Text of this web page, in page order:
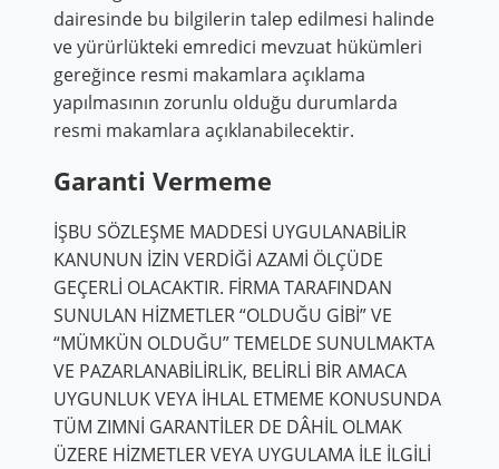
dairesinde bu bilgilerin talep edilmesi halinde
ve yürürlükteki emredici mevzuat hükümleri
gereğince resmi makamlara açıklama
yapılmasının zorunlu olduğu durumlarda
resmi makamlara açıklanabilecektir.
Garanti Vermeme
İŞBU SÖZLEŞME MADDESİ UYGULANABİLİR
KANUNUN İZİN VERDİĞİ AZAMİ ÖLÇÜDE
GEÇERLİ OLACAKTIR. FİRMA TARAFINDAN
SUNULAN HİZMETLER “OLDUĞU GİBİ” VE
“MÜMKÜN OLDUĞU” TEMELDE SUNULMAKTA
VE PAZARLANABİLİRLİK, BELİRLİ BİR AMACA
UYGUNLUK VEYA İHLAL ETMEME KONUSUNDA
TÜM ZIMNİ GARANTİLER DE DÂHİL OLMAK
ÜZERE HİZMETLER VEYA UYGULAMA İLE İLGİLİ